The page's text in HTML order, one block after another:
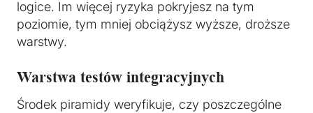
logice. Im więcej ryzyka pokryjesz na tym
poziomie, tym mniej obciążysz wyższe, droższe
warstwy.
Warstwa testów integracyjnych
Środek piramidy weryfikuje, czy poszczególne